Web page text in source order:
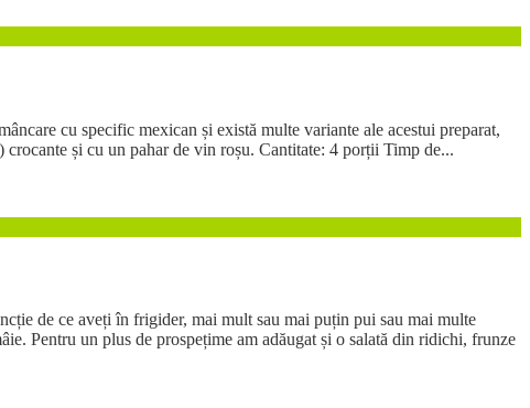
cu specific mexican și există multe variante ale acestui preparat,
și cu un pahar de vin roșu. Cantitate: 4 porții Timp de...
de ce aveți în frigider, mai mult sau mai puțin pui sau mai multe
Pentru un plus de prospețime am adăugat și o salată din ridichi, frunze